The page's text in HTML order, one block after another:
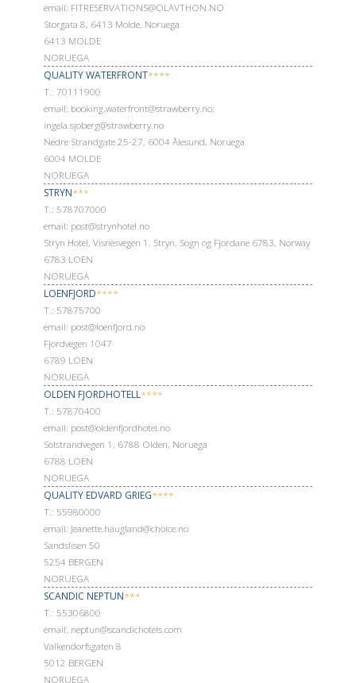
email: FITRESERVATIONS@OLAVTHON.NO
Storgata 8, 6413 Molde, Noruega
6413 MOLDE
NORUEGA
QUALITY WATERFRONT****
Т.: 70111900
email: booking.waterfront@strawberry.no;
ingela.sjoberg@strawberry.no
Nedre Strandgate 25-27, 6004 Ålesund, Noruega
6004 MOLDE
NORUEGA
STRYN***
Т.: 578707000
email: post@strynhotel.no
Stryn Hotel, Visnesvegen 1, Stryn, Sogn og Fjordane 6783, Norway
6783 LOEN
NORUEGA
LOENFJORD****
Т.: 57875700
email: post@loenfjord.no
Fjordvegen 1047
6789 LOEN
NORUEGA
OLDEN FJORDHOTELL****
Т.: 57870400
email: post@oldenfjordhotel.no
Solstrandvegen 1, 6788 Olden, Noruega
6788 LOEN
NORUEGA
QUALITY EDVARD GRIEG****
Т.: 55980000
email: Jeanette.haugland@choice.no
Sandslisen 50
5254 BERGEN
NORUEGA
SCANDIC NEPTUN***
Т.: 55306800
email: neptun@scandichotels.com
Valkendorfsgaten 8
5012 BERGEN
NORUEGA